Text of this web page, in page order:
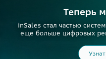
Теперь
inSales стал частью
еще больше цифровых